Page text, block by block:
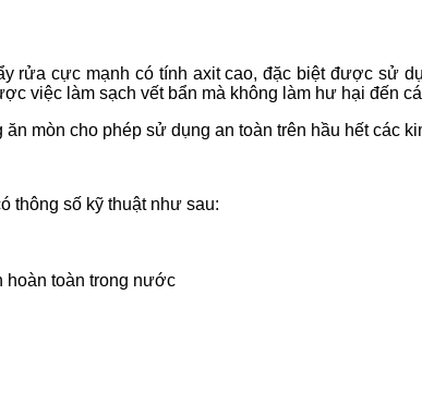
rửa cực mạnh có tính axit cao, đặc biệt được sử
việc làm sạch vết bẩn mà không làm hư hại đến
mòn cho phép sử dụng an toàn trên hầu hết các
thông số kỹ thuật như sau:
hoàn toàn trong nước